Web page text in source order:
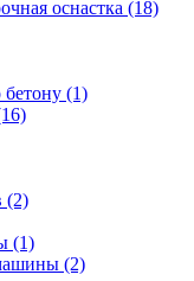
оснастка (18)
(1)
(2)
(1)
(2)